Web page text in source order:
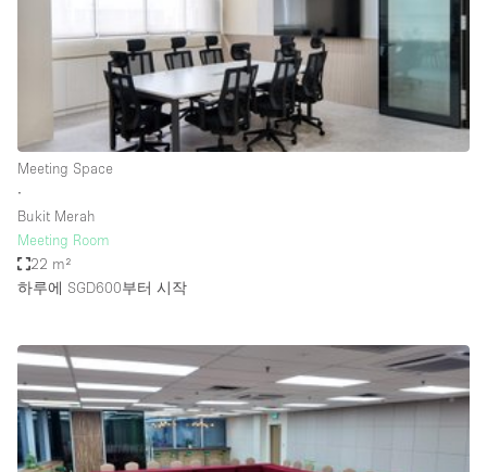
Advertisement Space
Apartment / Loft
Art Gallery
Atelier / Workshop Studio
Boat
Boutique / Shop
Conference Room
Container
Meeting Space
∙
Bukit Merah
Meeting Room
22 m²
하루에 SGD600부터 시작